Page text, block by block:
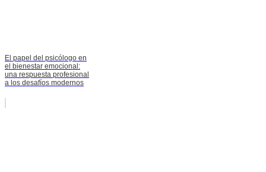
El papel del psicólogo en
el bienestar emocional:
una respuesta profesional
a los desafíos modernos